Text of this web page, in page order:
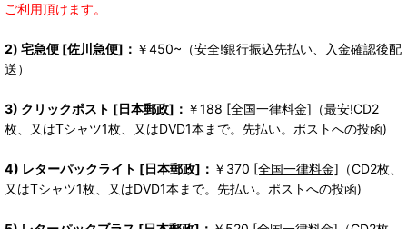
ご利用頂けます。
2) 宅急便 [佐川急便]： ￥450~（安全!銀行振込先払い、入金確認後配
送）
3) クリックポスト [日本郵政]： ￥188 [全国一律料金] （最安!CD2
枚、又はTシャツ1枚、又はDVD1本まで。先払い。ポストへの投函)
4) レターパックライト [日本郵政]： ￥370 [全国一律料金] （CD2枚、
又はTシャツ1枚、又はDVD1本まで。先払い。ポストへの投函)